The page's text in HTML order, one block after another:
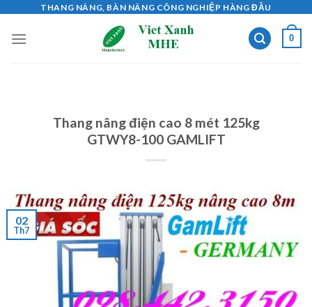
content
THANG NÂNG, BÀN NÂNG CÔNG NGHIỆP HÀNG ĐẦU
0
Thang nâng điện cao 8 mét 125kg
GTWY8-100 GAMLIFT
02
Th7